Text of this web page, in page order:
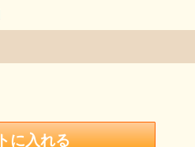
ピークに、その後少しずつ減少
の人が不足気味となり、目減り
っていく必要があることが分か
納豆などの発酵食品には、麹
ざまな微生物が作る酵素が何千